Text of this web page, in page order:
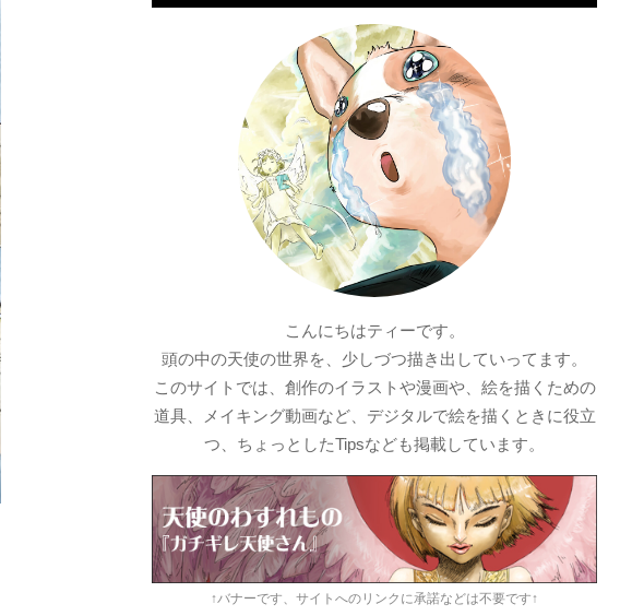
ー NOA（ノ
ての文明
こんにちはティーです。
頭の中の天使の世界を、少しづつ描き出していってます。
このサイトでは、創作のイラストや漫画や、絵を描くための
道具、メイキング動画など、デジタルで絵を描くときに役立
つ、ちょっとしたTipsなども掲載しています。
↑バナーです、サイトへのリンクに承諾などは不要です↑